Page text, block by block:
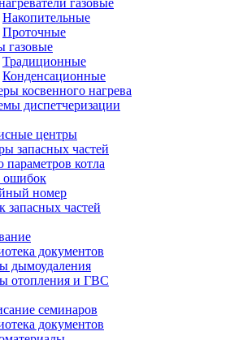
газовые
Накопительные
Проточные
газовые
Традиционные
Конденсационные
косвенного нагрева
диспетчеризации
центры
запасных частей
котла
номер
запасных частей
документов
дымоудаления
отопления и ГВС
семинаров
документов